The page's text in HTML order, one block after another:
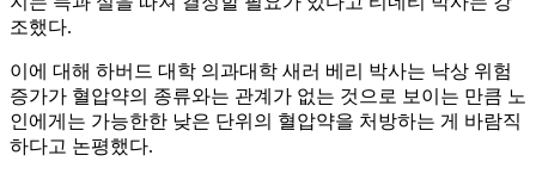
조했다.
이에 대해 하버드 대학 의과대학 새러 베리 박사는 낙상 위험
증가가 혈압약의 종류와는 관계가 없는 것으로 보이는 만큼 노
인에게는 가능한한 낮은 단위의 혈압약을 처방하는 게 바람직
하다고 논평했다.